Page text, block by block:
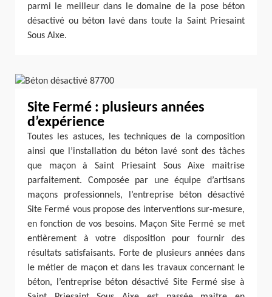
parmi le meilleur dans le domaine de la pose béton
désactivé ou béton lavé dans toute la Saint Priesaint
Sous Aixe.
Site Fermé : plusieurs années
d’expérience
Toutes les astuces, les techniques de la composition
ainsi que l’installation du béton lavé sont des tâches
que maçon à Saint Priesaint Sous Aixe maitrise
parfaitement. Composée par une équipe d’artisans
maçons professionnels, l’entreprise béton désactivé
Site Fermé vous propose des interventions sur-mesure,
en fonction de vos besoins. Maçon Site Fermé se met
entièrement à votre disposition pour fournir des
résultats satisfaisants. Forte de plusieurs années dans
le métier de maçon et dans les travaux concernant le
béton, l’entreprise béton désactivé Site Fermé sise à